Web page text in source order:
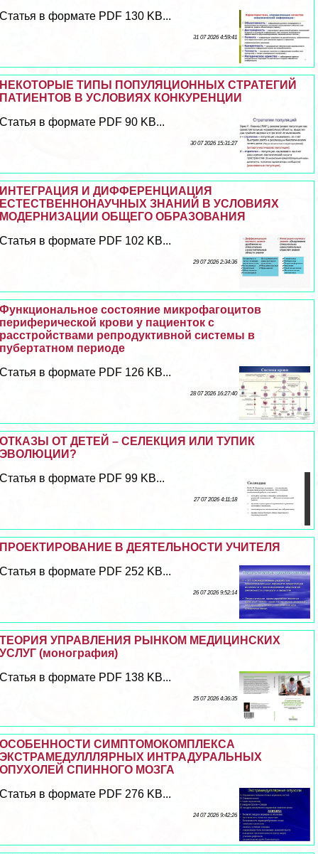
Статья в формате PDF 130 KB...
31 07 2026 4:59:41
НЕКОТОРЫЕ ТИПЫ ПОПУЛЯЦИОННЫХ СТРАТЕГИЙ
ПАТИЕНТОВ В УСЛОВИЯХ КОНКУРЕНЦИИ
Статья в формате PDF 90 KB...
30 07 2026 15:31:27
ИНТЕГРАЦИЯ И ДИФФЕРЕНЦИАЦИЯ
ЕСТЕСТВЕННОНАУЧНЫХ ЗНАНИЙ В УСЛОВИЯХ
МОДЕРНИЗАЦИИ ОБЩЕГО ОБРАЗОВАНИЯ
Статья в формате PDF 102 KB...
29 07 2026 2:34:36
Функциональное состояние микрофагоцитов
периферической крови у пациенток с
расстройствами репродуктивной системы в
пубертатном периоде
Статья в формате PDF 126 KB...
28 07 2026 16:27:40
ОТКАЗЫ ОТ ДЕТЕЙ – СЕЛЕКЦИЯ ИЛИ ТУПИК
ЭВОЛЮЦИИ?
Статья в формате PDF 99 KB...
27 07 2026 4:11:18
ПРОЕКТИРОВАНИЕ В ДЕЯТЕЛЬНОСТИ УЧИТЕЛЯ
Статья в формате PDF 252 KB...
26 07 2026 9:52:14
ТЕОРИЯ УПРАВЛЕНИЯ РЫНКОМ МЕДИЦИНСКИХ
УСЛУГ (монография)
Статья в формате PDF 138 KB...
25 07 2026 4:36:35
ОСОБЕННОСТИ СИМПТОМОКОМПЛЕКСА
ЭКСТРАМЕДУЛЛЛЯРНЫХ ИНТРАДУРАЛЬНЫХ
ОПУХОЛЕЙ СПИННОГО МОЗГА
Статья в формате PDF 276 KB...
24 07 2026 9:42:26